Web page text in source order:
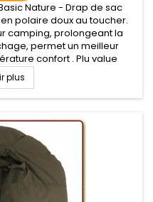
Nature - Drap de sac
polaire doux au toucher.
camping, prolongeant la
permet un meilleur
confort . Plu value
seul en période estivale.
plus